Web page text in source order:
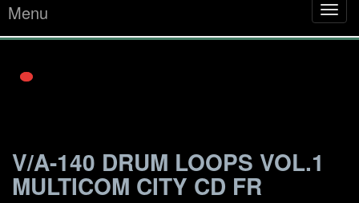
Menu
V/A-140 DRUM LOOPS VOL.1
MULTICOM CITY CD FR